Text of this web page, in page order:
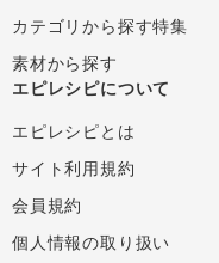
カテゴリから探す
素材から探す
特集
エピレシピについて
エピレシピとは
サイト利用規約
会員規約
個人情報の取り扱い